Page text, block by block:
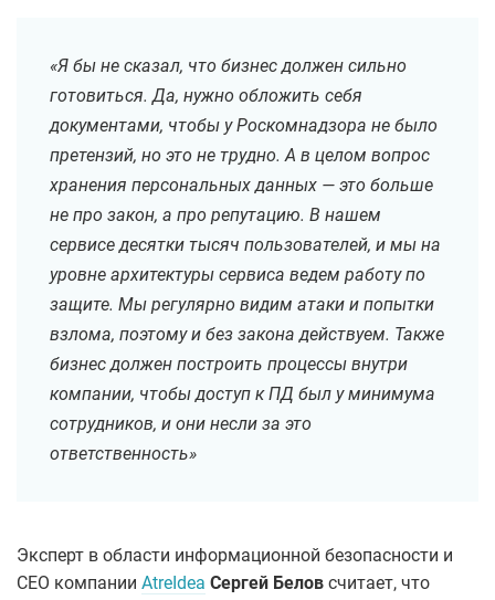
«Я бы не сказал, что бизнес должен сильно
готовиться. Да, нужно обложить себя
документами, чтобы у Роскомнадзора не было
претензий, но это не трудно. А в целом вопрос
хранения персональных данных — это больше
не про закон, а про репутацию. В нашем
сервисе десятки тысяч пользователей, и мы на
уровне архитектуры сервиса ведем работу по
защите. Мы регулярно видим атаки и попытки
взлома, поэтому и без закона действуем. Также
бизнес должен построить процессы внутри
компании, чтобы доступ к ПД был у минимума
сотрудников, и они несли за это
ответственность»
Эксперт в области информационной безопасности и
CEO компании AtreIdea Сергей Белов считает, что